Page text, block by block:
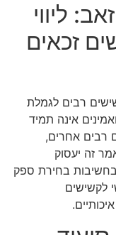
ליווי
זכאים
רבים לגמלת
אינה תמיד
רבים אחרים,
זה יעסוק
בחירת ספק
לקשישים